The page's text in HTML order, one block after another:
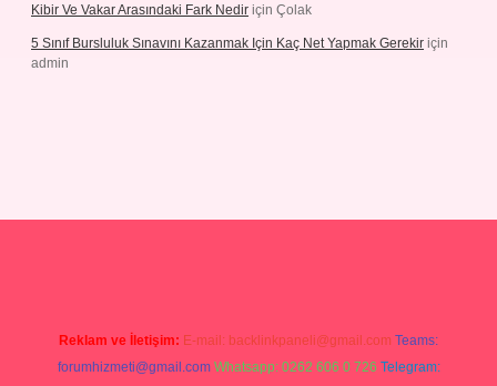
Kibir Ve Vakar Arasındaki Fark Nedir için Çolak
5 Sınıf Bursluluk Sınavını Kazanmak Için Kaç Net Yapmak Gerekir için
admin
Reklam ve İletişim: E-mail: backlinkpaneli@gmail.com Teams:
forumhizmeti@gmail.com Whatsapp: 0262 606 0 726 Telegram: